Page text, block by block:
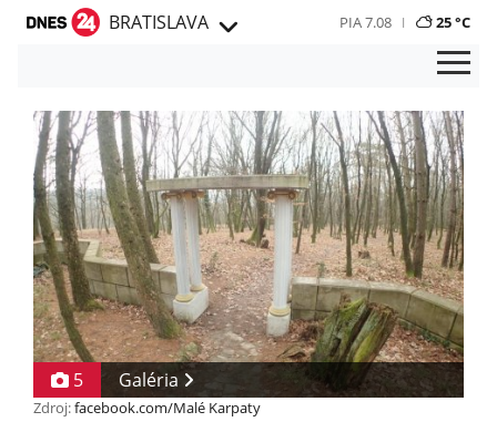
BRATISLAVA PIA 7.08 25 °C
5 Galéria
Zdroj:facebook.com/Malé Karpaty